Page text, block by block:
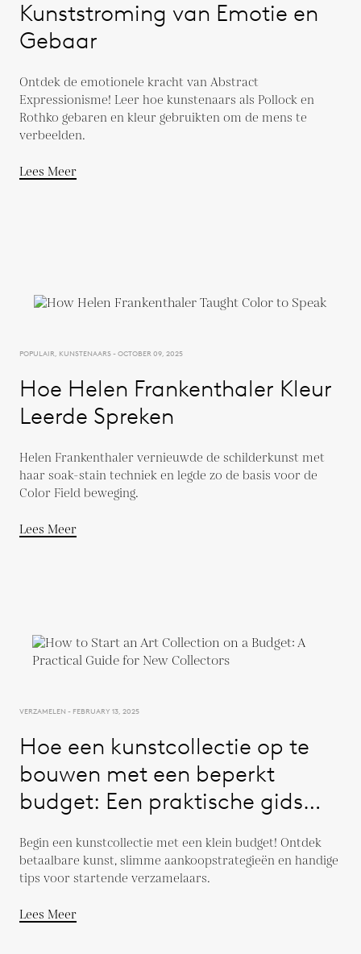
Kunststroming van Emotie en
Gebaar
Ontdek de emotionele kracht van Abstract
Expressionisme! Leer hoe kunstenaars als Pollock en
Rothko gebaren en kleur gebruikten om de mens te
verbeelden.
Lees Meer
POPULAIR, KUNSTENAARS - OCTOBER 09, 2025
Hoe Helen Frankenthaler Kleur
Leerde Spreken
Helen Frankenthaler vernieuwde de schilderkunst met
haar soak-stain techniek en legde zo de basis voor de
Color Field beweging.
Lees Meer
VERZAMELEN - FEBRUARY 13, 2025
Hoe een kunstcollectie op te
bouwen met een beperkt
budget: Een praktische gids
Begin een kunstcollectie met een klein budget! Ontdek
betaalbare kunst, slimme aankoopstrategieën en handige
tips voor startende verzamelaars.
Lees Meer